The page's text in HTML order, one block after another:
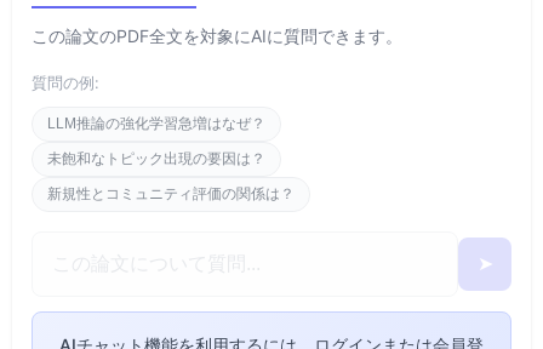
この論文のPDF全文を対象にAIに質問できます。
質問の例:
LLM推論の強化学習急増はなぜ？
未飽和なトピック出現の要因は？
新規性とコミュニティ評価の関係は？
➤
AIチャット機能を利用するには、ログインまたは会員登